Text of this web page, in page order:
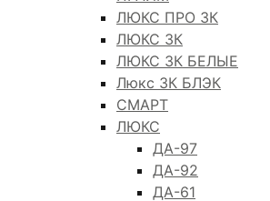
ЛЮКС ПРО 3К
ЛЮКС 3К
ЛЮКС 3К БЕЛЫЕ
Люкс 3К БЛЭК
СМАРТ
ЛЮКС
ДА-97
ДА-92
ДА-61